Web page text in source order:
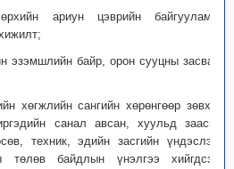
ариун цэврийн байгууламж,
эзэмшлийн байр, орон сууцны засвар,
хөгжлийн сангийн хөрөнгөөр зөвхөн
санал авсан, хуульд заасны
техник, эдийн засгийн үндэслэл,
төлөв байдлын үнэлгээ хийгдсэн,